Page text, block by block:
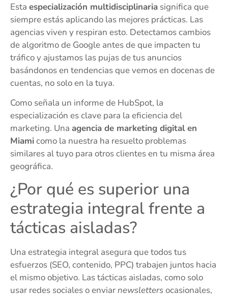
Esta especialización multidisciplinaria significa que
siempre estás aplicando las mejores prácticas. Las
agencias viven y respiran esto. Detectamos cambios
de algoritmo de Google antes de que impacten tu
tráfico y ajustamos las pujas de tus anuncios
basándonos en tendencias que vemos en docenas de
cuentas, no solo en la tuya.
Como señala un informe de HubSpot, la
especialización es clave para la eficiencia del
marketing. Una agencia de marketing digital en
Miamicomo la nuestra ha resuelto problemas
similares al tuyo para otros clientes en tu misma área
geográfica.
¿Por qué es superior una
estrategia integral frente a
tácticas aisladas?
Una estrategia integral asegura que todos tus
esfuerzos (SEO, contenido, PPC) trabajen juntos hacia
el mismo objetivo. Las tácticas aisladas, como solo
usar redes sociales o enviarnewslettersocasionales,